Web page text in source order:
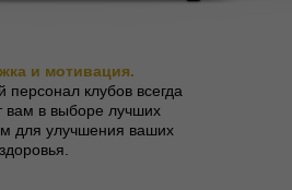
и мотивация.
клубов всегда
вам в выборе лучших
для улучшения ваших